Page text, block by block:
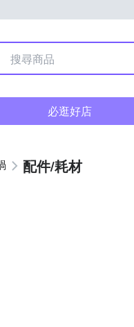
必逛好店
配件/耗材